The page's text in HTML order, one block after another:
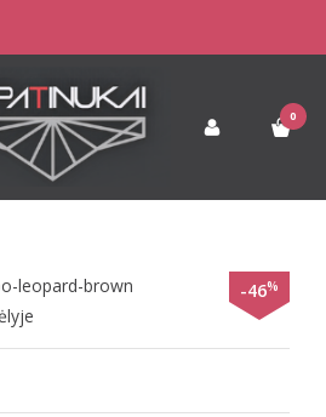
0
DYDŽIO MARGA
BOOHOO
-46%
leopard-brown